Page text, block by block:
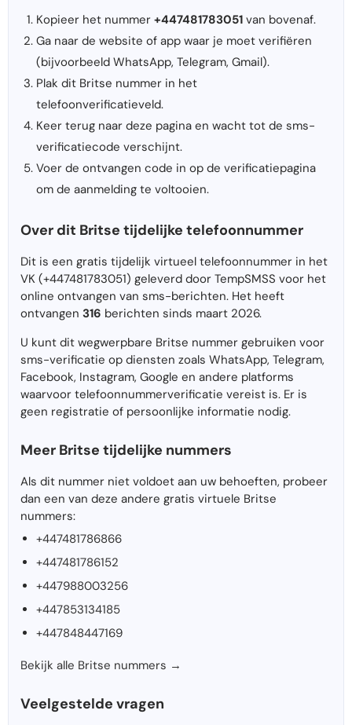
Kopieer het nummer +447481783051 van bovenaf.
Ga naar de website of app waar je moet verifiëren
(bijvoorbeeld WhatsApp, Telegram, Gmail).
Plak dit Britse nummer in het
telefoonverificatieveld.
Keer terug naar deze pagina en wacht tot de sms-
verificatiecode verschijnt.
Voer de ontvangen code in op de verificatiepagina
om de aanmelding te voltooien.
Over dit Britse tijdelijke telefoonnummer
Dit is een gratis tijdelijk virtueel telefoonnummer in het
VK (+447481783051) geleverd door TempSMSS voor het
online ontvangen van sms-berichten. Het heeft
ontvangen 316 berichten sinds maart 2026.
U kunt dit wegwerpbare Britse nummer gebruiken voor
sms-verificatie op diensten zoals WhatsApp, Telegram,
Facebook, Instagram, Google en andere platforms
waarvoor telefoonnummerverificatie vereist is. Er is
geen registratie of persoonlijke informatie nodig.
Meer Britse tijdelijke nummers
Als dit nummer niet voldoet aan uw behoeften, probeer
dan een van deze andere gratis virtuele Britse
nummers:
+447481786866
+447481786152
+447988003256
+447853134185
+447848447169
Bekijk alle Britse nummers →
Veelgestelde vragen